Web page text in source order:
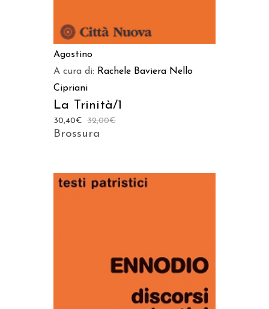
Agostino
A cura di: Rachele Baviera Nello
Cipriani
La Trinità/1
32,00€
30,40€
Brossura
AGGIUNGI AL CARRELLO